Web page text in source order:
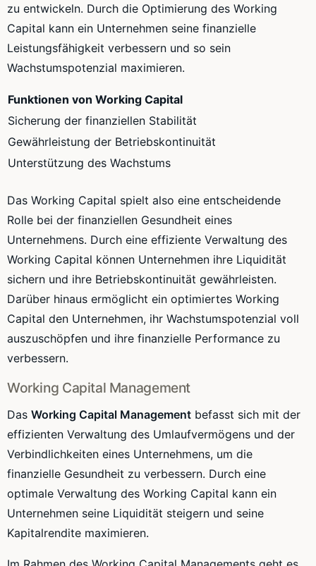
zu entwickeln. Durch die Optimierung des Working
Capital kann ein Unternehmen seine finanzielle
Leistungsfähigkeit verbessern und so sein
Wachstumspotenzial maximieren.
Funktionen von Working Capital
Sicherung der finanziellen Stabilität
Gewährleistung der Betriebskontinuität
Unterstützung des Wachstums
Das Working Capital spielt also eine entscheidende
Rolle bei der finanziellen Gesundheit eines
Unternehmens. Durch eine effiziente Verwaltung des
Working Capital können Unternehmen ihre Liquidität
sichern und ihre Betriebskontinuität gewährleisten.
Darüber hinaus ermöglicht ein optimiertes Working
Capital den Unternehmen, ihr Wachstumspotenzial voll
auszuschöpfen und ihre finanzielle Performance zu
verbessern.
Working Capital Management
Das Working Capital Management befasst sich mit der
effizienten Verwaltung des Umlaufvermögens und der
Verbindlichkeiten eines Unternehmens, um die
finanzielle Gesundheit zu verbessern. Durch eine
optimale Verwaltung des Working Capital kann ein
Unternehmen seine Liquidität steigern und seine
Kapitalrendite maximieren.